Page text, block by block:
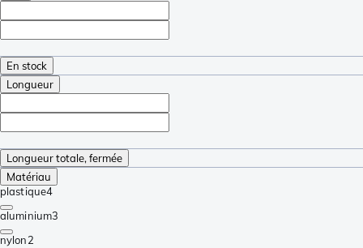
En stock
Longueur
Longueur totale, fermée
Matériau
plastique4
aluminium3
nylon2